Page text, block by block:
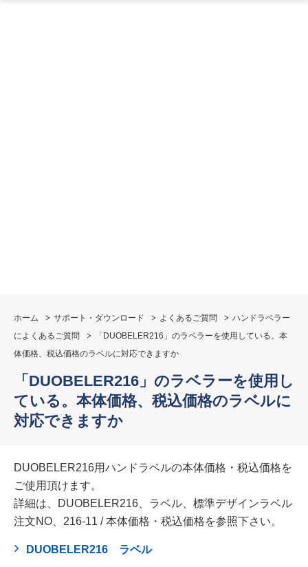
ホーム サポート・ダウンロード よくあるご質問
ハンドラベラー
によくあるご質問
「DUOBELER216」のラベラーを使用している。本
体価格、税込価格のラベルに対応できますか
「DUOBELER216」のラベラーを使用し
ている。本体価格、税込価格のラベルに
対応できますか
DUOBELER216用ハンドラベルの本体価格・税込価格を
ご使用頂けます。
詳細は、DUOBELER216、ラベル、標準デザインラベル
注文NO、216-11 / 本体価格・税込価格を参照下さい。
DUOBELER216 ラベル